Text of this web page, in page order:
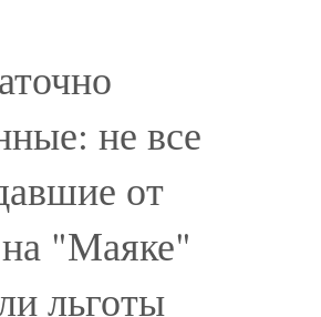
не все
от
"Маяке"
льготы